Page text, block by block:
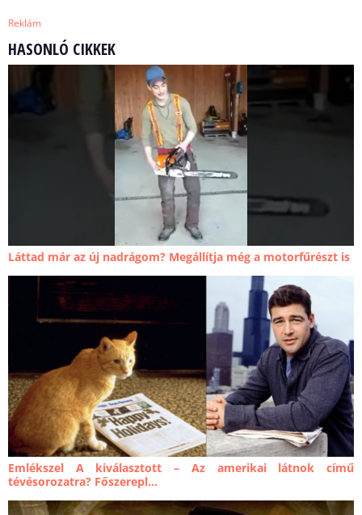
Reklám
HASONLÓ CIKKEK
Láttad már az új nadrágom? Megállítja még a motorfűrészt is
Emlékszel A kiválasztott – Az amerikai látnok című
tévésorozatra? Főszerepl...